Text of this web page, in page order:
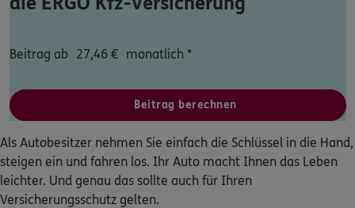
Meine Versicherungen
Sehen Sie auf einen Blick Ihre Versicherungen bei ERGO,
dem ERGO Rechtsschutz und der DKV.
Zum Kundenportal
Beitrag ab 27,46€ monatlich *
Beitrag berechnen
Als Autobesitzer nehmen Sie einfach die Schlüssel in die Hand,
steigen ein und fahren los. Ihr Auto macht Ihnen das Leben
leichter. Und genau das sollte auch für Ihren
Versicherungsschutz gelten.